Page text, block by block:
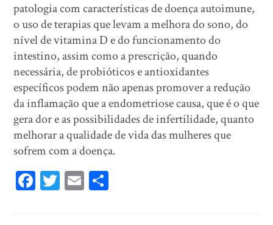
patologia com características de doença autoimune,
o uso de terapias que levam a melhora do sono, do
nível de vitamina D e do funcionamento do
intestino, assim como a prescrição, quando
necessária, de probióticos e antioxidantes
específicos podem não apenas promover a redução
da inflamação que a endometriose causa, que é o que
gera dor e as possibilidades de infertilidade, quanto
melhorar a qualidade de vida das mulheres que
sofrem com a doença.
Fa T E